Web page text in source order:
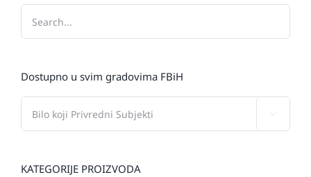
Dostupno u svim gradovima FBiH
KATEGORIJE PROIZVODA